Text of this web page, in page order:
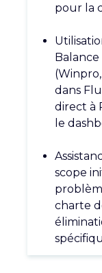
pour la
Balance
(Winpro,
dans
direct à
le
scope
charte